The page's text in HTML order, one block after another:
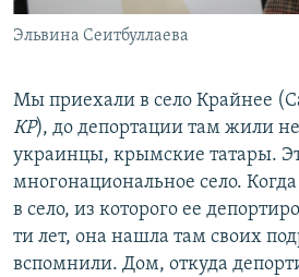
Эльвина Сеитбуллаева
Мы приехали в село Крайнее
КР), до депортации там жили
украинцы, крымские татары.
многонациональное село.
в село, из которого ее
ти лет, она нашла там своих
вспомнили. Дом, откуда